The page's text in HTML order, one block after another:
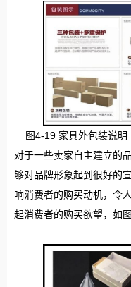
图4-19 家具外包装说明
对于一些卖家自主建立的
够对品牌形象起到很好的
响消费者的购买动机，令
起消费者的购买欲望，如